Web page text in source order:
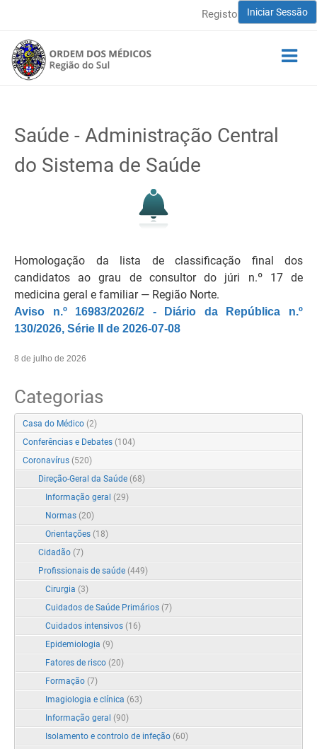
Iniciar Sessão
Registo
Saúde - Administração Central
do Sistema de Saúde
Homologação da lista de classificação final dos
candidatos ao grau de consultor do júri n.º 17 de
medicina geral e familiar ― Região Norte.
Aviso n.º 16983/2026/2 - Diário da República n.º
130/2026, Série II de 2026-07-08
8 de julho de 2026
Categorias
Casa do Médico (2)
Conferências e Debates (104)
Coronavírus (520)
Direção-Geral da Saúde (68)
Informação geral (29)
Normas (20)
Orientações (18)
Cidadão (7)
Profissionais de saúde (449)
Cirurgia (3)
Cuidados de Saúde Primários (7)
Cuidados intensivos (16)
Epidemiologia (9)
Fatores de risco (20)
Formação (7)
Imagiologia e clínica (63)
Informação geral (90)
Isolamento e controlo de infeção (60)